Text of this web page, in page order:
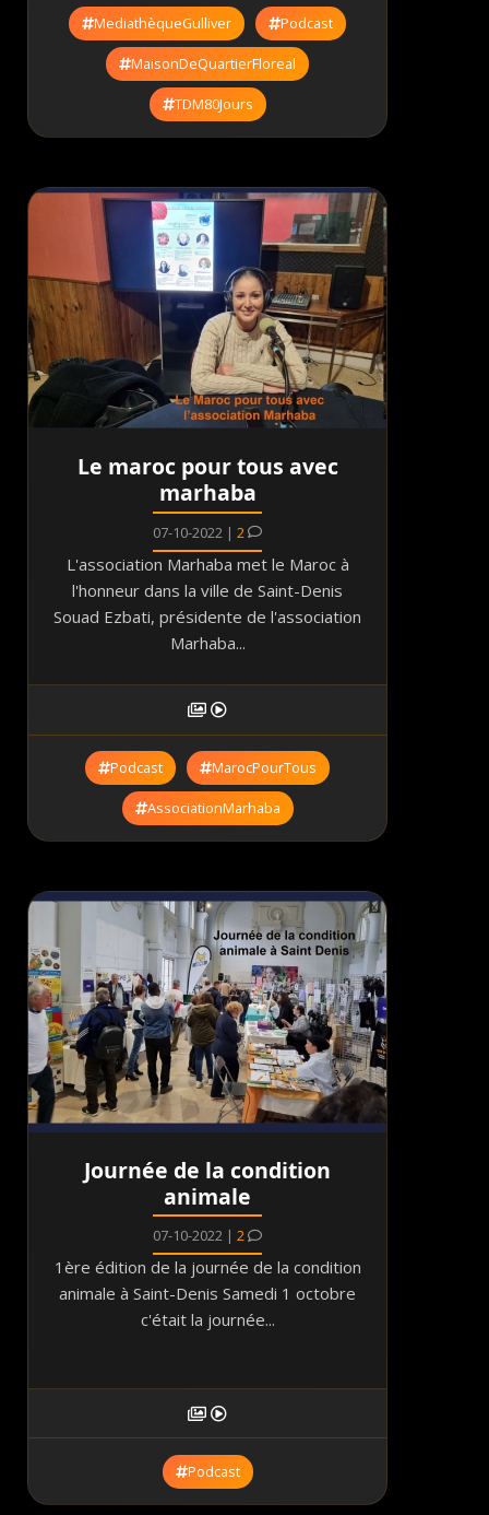
MediathèqueGulliver Podcast
MaisonDeQuartierFloreal
TDM80Jours
Le maroc pour tous avec
marhaba
07-10-2022 | 2
L'association Marhaba met le Maroc à
l'honneur dans la ville de Saint-Denis
Souad Ezbati, présidente de l'association
Marhaba...
Podcast MarocPourTous
AssociationMarhaba
Journée de la condition
animale
07-10-2022 | 2
1ère édition de la journée de la condition
animale à Saint-Denis Samedi 1 octobre
c'était la journée...
Podcast